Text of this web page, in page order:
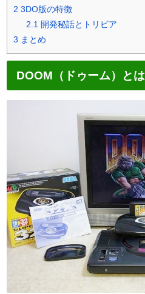
2 3DO版の特徴
2.1 開発秘話とトリビア
3 まとめ
DOOM（ドゥーム）とは